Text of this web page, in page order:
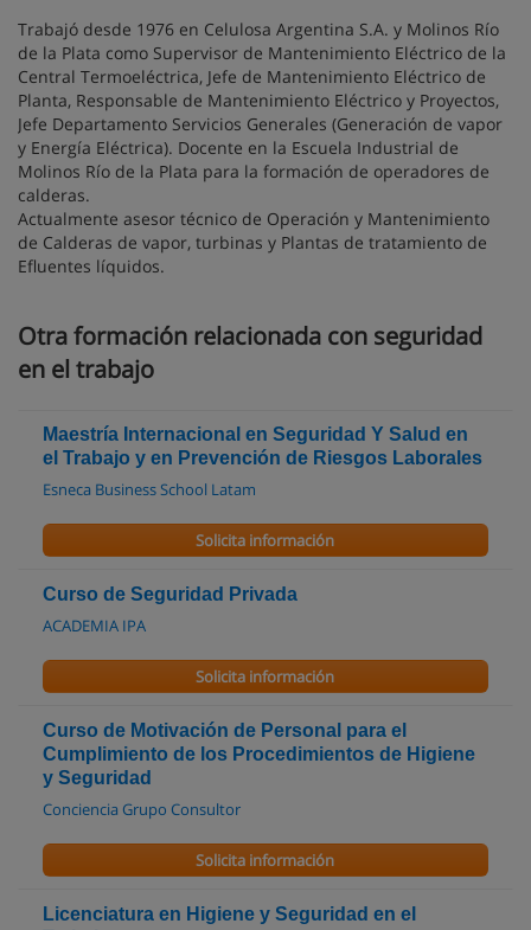
Trabajó desde 1976 en Celulosa Argentina S.A. y Molinos Río
de la Plata como Supervisor de Mantenimiento Eléctrico de la
Central Termoeléctrica, Jefe de Mantenimiento Eléctrico de
Planta, Responsable de Mantenimiento Eléctrico y Proyectos,
Jefe Departamento Servicios Generales (Generación de vapor
y Energía Eléctrica). Docente en la Escuela Industrial de
Molinos Río de la Plata para la formación de operadores de
calderas.
Actualmente asesor técnico de Operación y Mantenimiento
de Calderas de vapor, turbinas y Plantas de tratamiento de
Efluentes líquidos.
Otra formación relacionada con seguridad
en el trabajo
Maestría Internacional en Seguridad Y Salud en
el Trabajo y en Prevención de Riesgos Laborales
Esneca Business School Latam
Solicita información
Curso de Seguridad Privada
ACADEMIA IPA
Solicita información
Curso de Motivación de Personal para el
Cumplimiento de los Procedimientos de Higiene
y Seguridad
Conciencia Grupo Consultor
Solicita información
Licenciatura en Higiene y Seguridad en el